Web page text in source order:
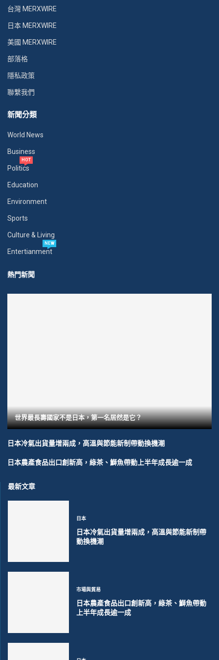
台灣 MERXWIRE
日本 MERXWIRE
美國 MERXWIRE
部落格
隱私政策
聯繫我們
新聞分類
World News
Business
Politics
HOT
Education
Environment
Sports
Culture & Living
Entertianment
NEW
熱門新聞
世界最長壽國家不是日本，第一名居然是它？
日本冷氣出貨量增兩成，高溫與節能新制帶動換機潮
日本農產食品出口創新高，綠茶、鰤魚帶動上半年成長逾一成
最新文章
日本
日本冷氣出貨量增兩成，高溫與節能新制帶
動換機潮
市場與貿易
日本農產食品出口創新高，綠茶、鰤魚帶動
上半年成長逾一成